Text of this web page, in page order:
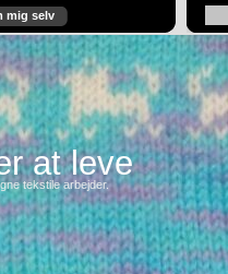
mig selv
at leve
tekstile arbejder.